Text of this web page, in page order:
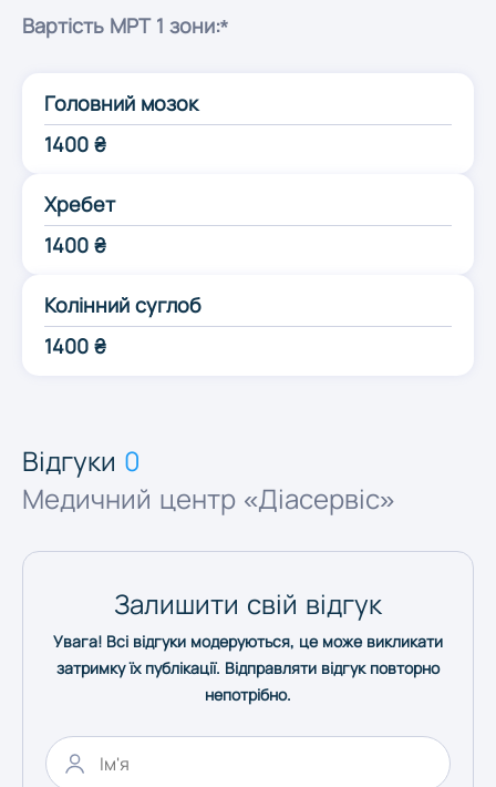
Луцьк
Львів
Одеса
Полтава
Суми
Тернопіль
Ужгород
Херсон
Вартість МРТ 1 зони:*
Головний мозок
1400 ₴
Хребет
1400 ₴
Колінний суглоб
1400 ₴
Відгуки 0
Медичний центр «Діасервіс»
Залишити свій відгук
Увага! Всі відгуки модеруються, це може викликати
затримку їх публікації. Відправляти відгук повторно
непотрібно.